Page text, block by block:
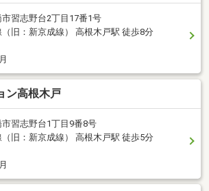
習志野台2丁目17番1号
旧：新京成線） 高根木戸駅 徒歩8分
ン高根木戸
習志野台1丁目9番8号
旧：新京成線） 高根木戸駅 徒歩5分